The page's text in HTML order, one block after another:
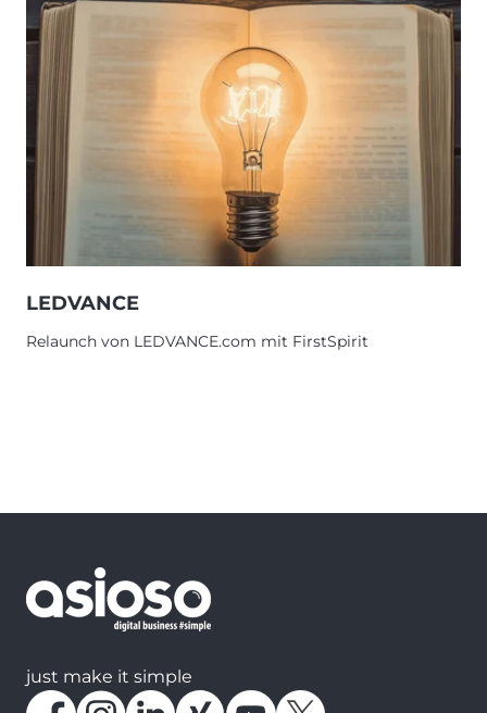
LEDVANCE
Relaunch von LEDVANCE.com mit FirstSpirit
just make it simple